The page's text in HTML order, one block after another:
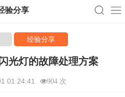
验分享
经验分享
光灯的故障处理方案
01:24:41 904 次